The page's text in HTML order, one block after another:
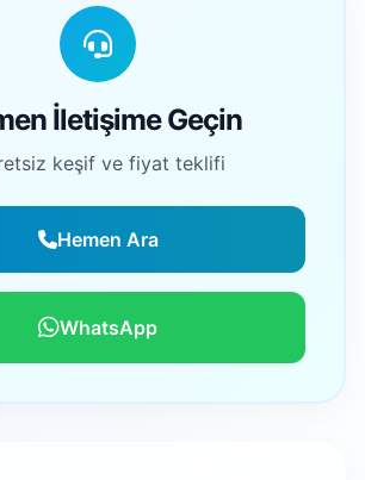
İletişime Geçin
keşif ve fiyat teklifi
Hemen Ara
WhatsApp